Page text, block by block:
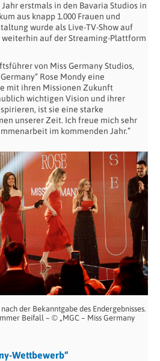
erstmals in den Bavaria Studios in
aus knapp 1.000 Frauen und
wurde als Live-TV-Show auf
weiterhin auf der Streaming-Plattform
von Miss Germany Studios,
Rose Mondy eine
mit ihren Missionen Zukunft
wichtigen Vision und ihrer
ist sie eine starke
unserer Zeit. Ich freue mich sehr
im kommenden Jahr.”
der Bekanntgabe des Endergebnisses.
Beifall – © „MGC – Miss Germany
Wettbewerb“